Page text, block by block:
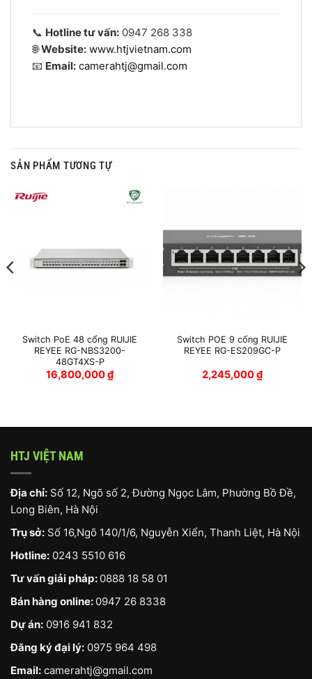
📞 Hotline tư vấn: 0947 268 338
🌐Website: www.htjvietnam.com
📧 Email: camerahtj@gmail.com
SẢN PHẨM TƯƠNG TỰ
Switch PoE 48 cổng RUIJIE
REYEE RG-NBS3200-
48GT4XS-P
16,800,000₫
Switch POE 9 cổng RUIJIE
REYEE RG-ES209GC-P
2,245,000₫
HTJ VIỆT NAM
Địa chỉ: Số 12, Ngõ số 2, Đường Ngọc Lâm, Phường Bồ Đề,
Long Biên, Hà Nội
Trụ sở: Số 16,Ngõ 140/1/6, Nguyễn Xiển, Thanh Liệt, Hà Nội
Hotline: 0243 5510 616
Tư vấn giải pháp: 0888 18 58 01
Bán hàng online: 0947 26 8338
Dự án: 0916 941 832
Đăng ký đại lý: 0975 964 498
Email: camerahtj@gmail.com